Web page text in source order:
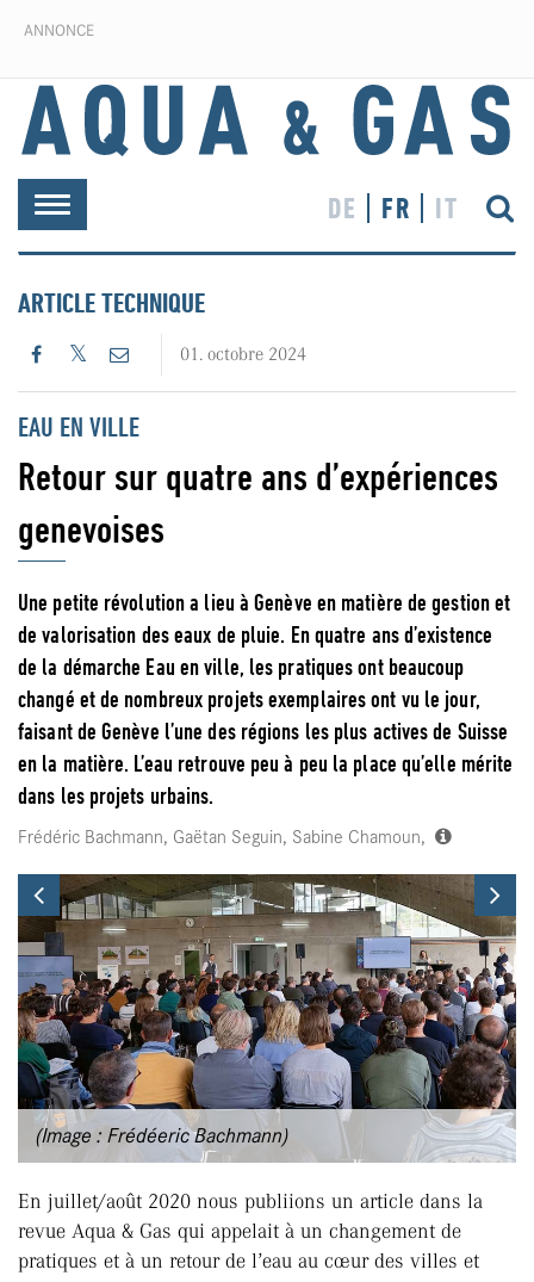
ANNONCE
Toggle
navigation
DE FR IT
ARTICLE TECHNIQUE
01. octobre 2024
EAU EN VILLE
Retour sur quatre ans d’expériences
genevoises
Une petite révolution a lieu à Genève en matière de gestion et
de valorisation des eaux de pluie. En quatre ans d’existence
de la démarche Eau en ville, les pratiques ont beaucoup
changé et de nombreux projets exemplaires ont vu le jour,
faisant de Genève l’une des régions les plus actives de Suisse
en la matière. L’eau retrouve peu à peu la place qu’elle mérite
dans les projets urbains.
Frédéric Bachmann, Gaëtan Seguin, Sabine Chamoun,
(Image : Frédéeric Bachmann)
Previous
En juillet/août 2020 nous publiions un article dans la
revue Aqua & Gas qui appelait à un changement de
pratiques et à un retour de l’eau au cœur des villes et